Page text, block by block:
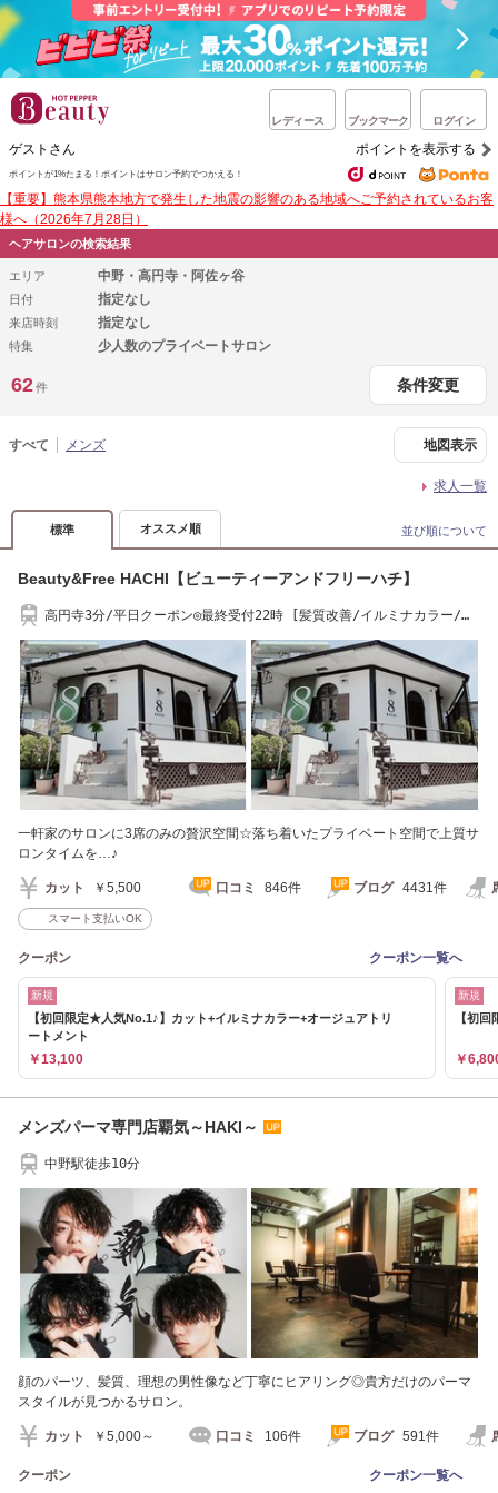
レディース ブックマーク ログイン
ゲストさん ポイントを表示する
ポイントが1%たまる！ ポイントはサロン予約でつかえる！
【重要】熊本県熊本地方で発生した地震の影響のある地域へご予約されているお客
様へ（2026年7月28日）
ヘアサロンの検索結果
エリア 中野・高円寺・阿佐ヶ谷
日付 指定なし
来店時刻 指定なし
特集 少人数のプライベートサロン
62件 条件変更
すべて メンズ 地図表示
求人一覧
標準 オススメ順 並び順について
Beauty&Free HACHI【ビューティーアンドフリーハチ】
高円寺3分/平日クーポン◎最終受付22時 [髪質改善/イルミナカラー/ト
一軒家のサロンに3席のみの贅沢空間☆落ち着いたプライベート空間で上質サ
ロンタイムを…♪
カット ￥5,500 口コミ 846件 ブログ 4431件
スマート支払いOK
クーポン クーポン一覧へ
新規
【初回限定★人気No.1♪】カット+イルミナカラー+オージュアトリ
ートメント
￥13,100
新規
【初
￥
メンズパーマ専門店覇気～HAKI～
中野駅徒歩10分
顔のパーツ、髪質、理想の男性像など丁寧にヒアリング◎貴方だけのパーマ
スタイルが見つかるサロン。
カット ￥5,000～ 口コミ 106件 ブログ 591件
クーポン クーポン一覧へ